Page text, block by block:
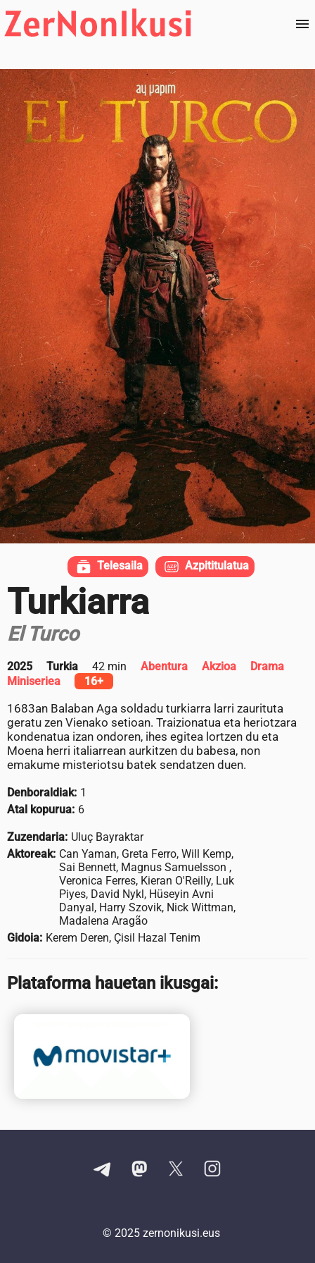
Turkiarra
El Turco
2025 Turkia 42 min Abentura Akzioa
Drama
Miniseriea
16+
1683an Balaban Aga soldadu turkiarra larri zaurituta
geratu zen Vienako setioan. Traizionatua eta heriotzara
kondenatua izan ondoren, ihes egitea lortzen du eta
Moena herri italiarrean aurkitzen du babesa, non
emakume misteriotsu batek sendatzen duen.
Denboraldiak: 1
Atal kopurua: 6
Zuzendaria: Uluç Bayraktar
Aktoreak: Can Yaman, Greta Ferro, Will Kemp,
Sai Bennett, Magnus Samuelsson ,
Veronica Ferres, Kieran O'Reilly, Luk
Piyes, David Nykl, Hüseyin Avni
Danyal, Harry Szovik, Nick Wittman,
Madalena Aragão
Gidoia: Kerem Deren, Çisil Hazal Tenim
Plataforma hauetan ikusgai:
Telesaila Azpititulatua
© 2025 zernonikusi.eus